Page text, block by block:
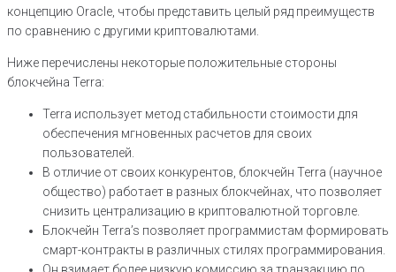
концепцию Oracle, чтобы представить целый ряд преимуществ
по сравнению с другими криптовалютами.
Ниже перечислены некоторые положительные стороны
блокчейна Terra:
Terra использует метод стабильности стоимости для
обеспечения мгновенных расчетов для своих
пользователей.
В отличие от своих конкурентов, блокчейн Terra (научное
общество) работает в разных блокчейнах, что позволяет
снизить централизацию в криптовалютной торговле.
Блокчейн Terra’s позволяет программистам формировать
смарт-контракты в различных стилях программирования.
Он взимает более низкую комиссию за транзакцию по